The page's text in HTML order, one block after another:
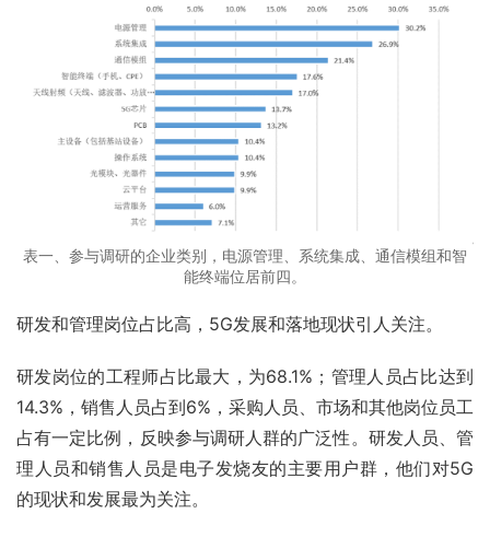
表一、参与调研的企业类别，电源管理、系统集成、通信模组和智
能终端位居前四。
研发和管理岗位占比高，5G发展和落地现状引人关注。
研发岗位的工程师占比最大，为68.1%；管理人员占比达到
14.3%，销售人员占到6%，采购人员、市场和其他岗位员工
占有一定比例，反映参与调研人群的广泛性。研发人员、管
理人员和销售人员是电子发烧友的主要用户群，他们对5G
的现状和发展最为关注。